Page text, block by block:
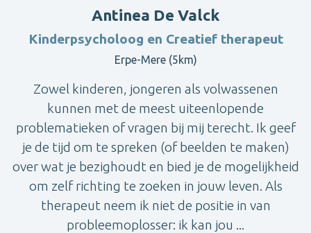
Antinea De Valck
Kinderpsycholoog en Creatief therapeut
Erpe-Mere (5km)
Zowel kinderen, jongeren als volwassenen
kunnen met de meest uiteenlopende
problematieken of vragen bij mij terecht. Ik geef
je de tijd om te spreken (of beelden te maken)
over wat je bezighoudt en bied je de mogelijkheid
om zelf richting te zoeken in jouw leven. Als
therapeut neem ik niet de positie in van
probleemoplosser: ik kan jou ...